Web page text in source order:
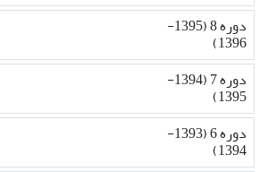
دوره 8 (1395-
1396)
دوره 7 (1394-
1395)
دوره 6 (1393-
1394)